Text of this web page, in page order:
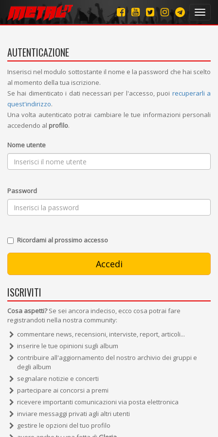
AUTENTICAZIONE
Inserisci nel modulo sottostante il nome e la password che hai scelto
al momento della tua iscrizione.
Se hai dimenticato i dati necessari per l'accesso, puoi recuperarli a
quest'indirizzo.
Una volta autenticato potrai cambiare le tue informazioni personali
accedendo al profilo.
Nome utente
Password
Ricordami al prossimo accesso
ISCRIVITI
Cosa aspetti?Se sei ancora indeciso, ecco cosa potrai fare
registrandoti nella nostra community:
commentare news, recensioni, interviste, report, articoli...
inserire le tue opinioni sugli album
contribuire all'aggiornamento del nostro archivio dei gruppi e
degli album
segnalare notizie e concerti
partecipare ai concorsi a premi
ricevere importanti comunicazioni via posta elettronica
inviare messaggi privati agli altri utenti
gestire le opzioni del tuo profilo